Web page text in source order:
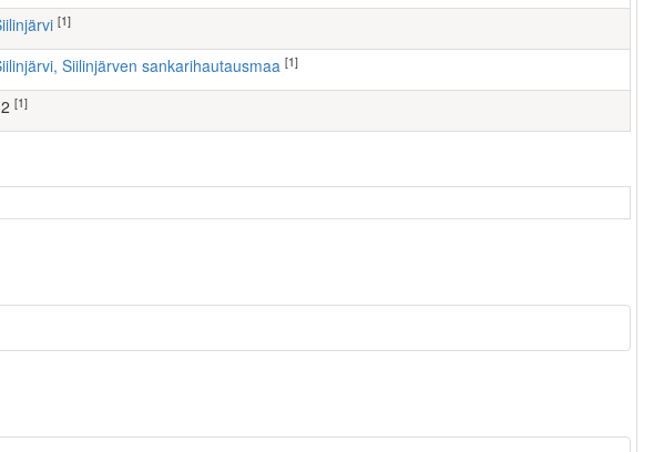
Siilinjärvi [1]
Siilinjärvi, Siilinjärven sankarihautausmaa [1]
32 [1]